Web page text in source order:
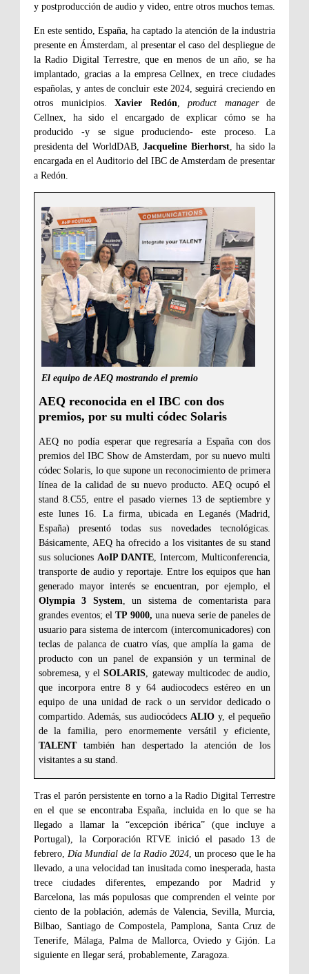
y postproducción de audio y video, entre otros muchos temas.
En este sentido, España, ha captado la atención de la industria
presente en Ámsterdam, al presentar el caso del despliegue de
la Radio Digital Terrestre, que en menos de un año, se ha
implantado, gracias a la empresa Cellnex, en trece ciudades
españolas, y antes de concluir este 2024, seguirá creciendo en
otros municipios. Xavier Redón, product managerde
Cellnex, ha sido el encargado de explicar cómo se ha
producido -y se sigue produciendo- este proceso. La
presidenta del WorldDAB,Jacqueline Bierhorst, ha sido la
encargada en el Auditorio del IBC de Amsterdam de presentar
a Redón.
El equipo de AEQ mostrando el premio
AEQ reconocida en el IBC con dos
premios, por su multi códec Solaris
AEQ no podía esperar que regresaría a España con dos
premios del IBC Show de Amsterdam, por su nuevo multi
códec Solaris, lo que supone un reconocimiento de primera
línea de la calidad de su nuevo producto. AEQ ocupó el
stand 8.C55, entre el pasado viernes 13 de septiembre y
este lunes 16. La firma, ubicada en Leganés (Madrid,
España) presentó todas sus novedades tecnológicas.
Básicamente, AEQ ha ofrecido a los visitantes de su stand
sus soluciones AoIP DANTE , Intercom, Multiconferencia,
transporte de audio y reportaje. Entre los equipos que han
generado mayor interés se encuentran, por ejemplo, el
Olympia 3 System , un sistema de comentarista para
grandes eventos; elTP 9000, una nueva serie de paneles de
usuario para sistema de intercom (intercomunicadores) con
teclas de palanca de cuatro vías, que amplía la gama de
producto con un panel de expansión y un terminal de
sobremesa, y elSOLARIS , gateway multicodec de audio,
que incorpora entre 8 y 64 audiocodecs estéreo en un
equipo de una unidad de rack o un servidor dedicado o
compartido. Además, sus audiocódecs ALIO y, el pequeño
de la familia, pero enormemente versátil y eficiente,
TALENT también han despertado la atención de los
visitantes a su stand
Tras el parón persistente en torno a la Radio Digital Terrestre
en el que se encontraba España, incluida en lo que se ha
llegado a llamar la “excepción ibérica” (que incluye a
Portugal), la Corporación RTVE inició el pasado 13 de
febrero, Día Mundial de la Radio 2024 , un proceso que le ha
llevado, a una velocidad tan inusitada como inesperada, hasta
trece ciudades diferentes, empezando por Madrid y
Barcelona, las más populosas que comprenden el veinte por
ciento de la población, además de Valencia, Sevilla, Murcia,
Bilbao, Santiago de Compostela, Pamplona, Santa Cruz de
Tenerife, Málaga, Palma de Mallorca, Oviedo y Gijón. La
siguiente en llegar será, probablemente, Zaragoza.